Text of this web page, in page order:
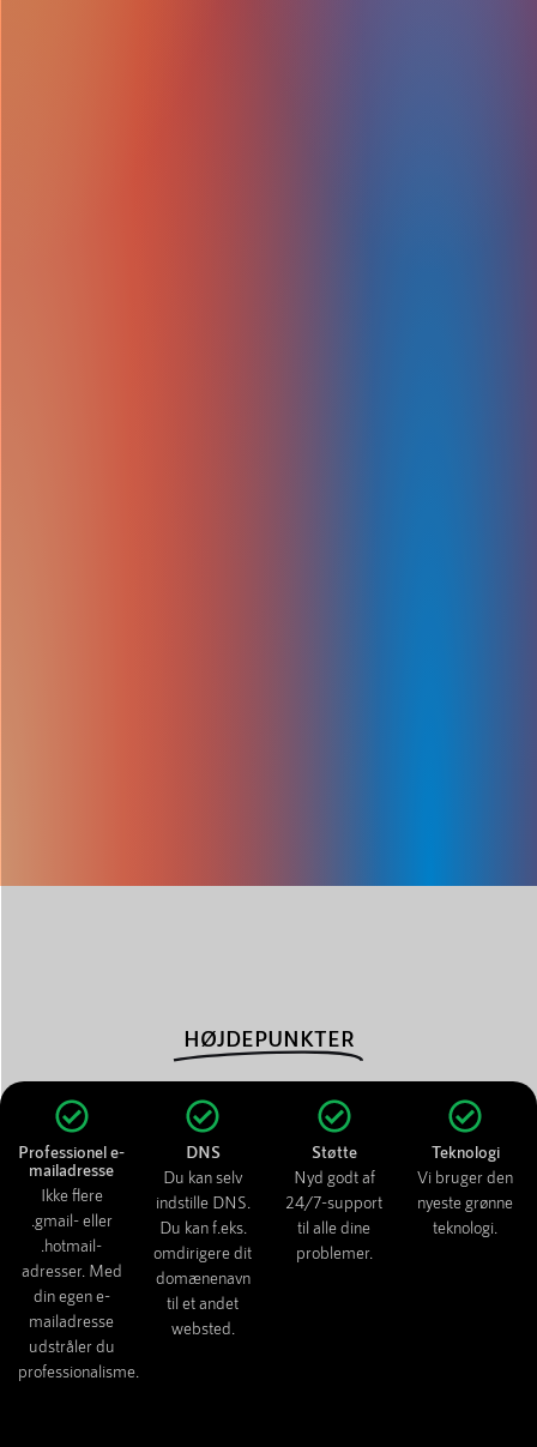
Professionel e-
mailadresse
Ikke flere
.gmail- eller
.hotmail-
adresser. Med
din egen e-
mailadresse
udstråler du
professionalisme.
DNS
Du kan selv
indstille DNS.
Du kan f.eks.
omdirigere dit
domænenavn
til et andet
websted.
Støtte
Nyd godt af
24/7-support
til alle dine
problemer.
Teknologi
Vi bruger den
nyeste grønne
teknologi.
HØJDEPUNKTER